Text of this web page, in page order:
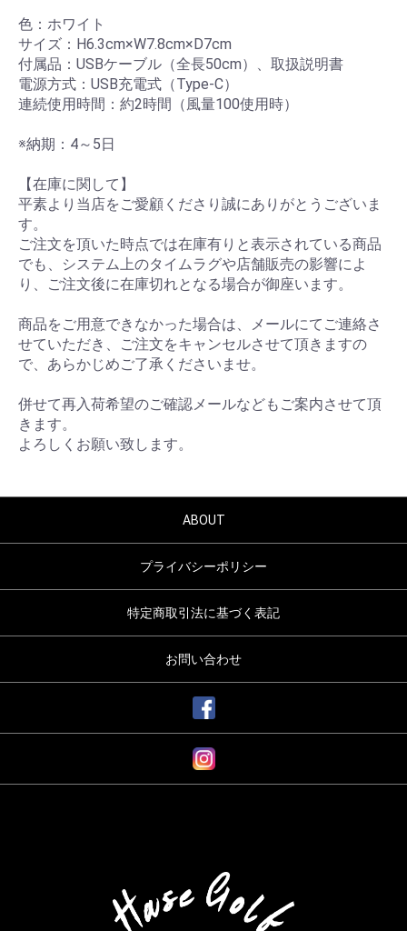
色：ホワイト
サイズ：H6.3cm×W7.8cm×D7cm
付属品：USBケーブル（全長50cm）、取扱説明書
電源方式：USB充電式（Type-C）
連続使用時間：約2時間（風量100使用時）
※納期：4～5日
【在庫に関して】
平素より当店をご愛顧くださり誠にありがとうございま
す。
ご注文を頂いた時点では在庫有りと表示されている商品
でも、システム上のタイムラグや店舗販売の影響によ
り、ご注文後に在庫切れとなる場合が御座います。
商品をご用意できなかった場合は、メールにてご連絡さ
せていただき、ご注文をキャンセルさせて頂きますの
で、あらかじめご了承くださいませ。
併せて再入荷希望のご確認メールなどもご案内させて頂
きます。
よろしくお願い致します。
ABOUT
プライバシーポリシー
特定商取引法に基づく表記
お問い合わせ